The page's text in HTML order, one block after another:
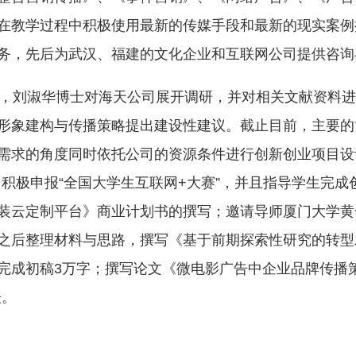
教学过程中积极使用最新的传媒手段和最新的现实案
，先后为武汉、福建的文化企业和互联网公司提供咨
淑华博士对海天公司展开调研，并对相关文献资料
象建构与传播策略提出建设性建议。截止目前，主要
求的角度同时依托公司的资源条件进行创新创业项目
极申报“全国大学生互联网+大赛”，并且指导学生完
云定制平台》商业计划书的撰写；邀请导师厦门大学
后整理材料与思路，撰写《基于前期探索性研究的
成初稿3万字；撰写论文《微电影广告中企业品牌传播